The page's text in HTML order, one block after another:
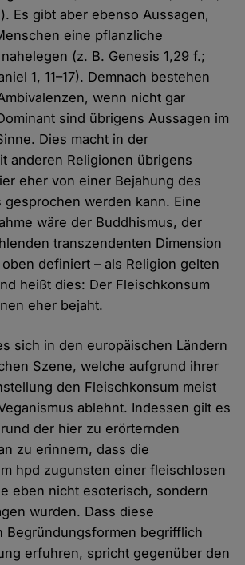
Es gibt aber ebenso Aussagen,
eine pflanzliche
(z. B. Genesis 1,29 f.;
1, 11–17). Demnach bestehen
wenn nicht gar
sind übrigens Aussagen im
Dies macht in der
anderen Religionen übrigens
eher von einer Bejahung des
gesprochen werden kann. Eine
wäre der Buddhismus, der
transzendenten Dimension
definiert – als Religion gelten
heißt dies: Der Fleischkonsum
eher bejaht.
sich in den europäischen Ländern
Szene, welche aufgrund ihrer
den Fleischkonsum meist
ablehnt. Indessen gilt es
der hier zu erörternden
zu erinnern, dass die
hpd zugunsten einer fleischlosen
eben nicht esoterisch, sondern
wurden. Dass diese
Begründungsformen begrifflich
erfuhren, spricht gegenüber den